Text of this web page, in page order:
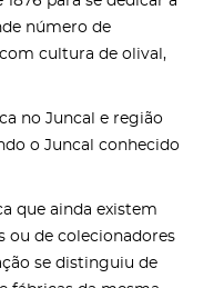
número de
cultura de olival,
no Juncal e região
o Juncal conhecido
que ainda existem
ou de colecionadores
se distinguiu de